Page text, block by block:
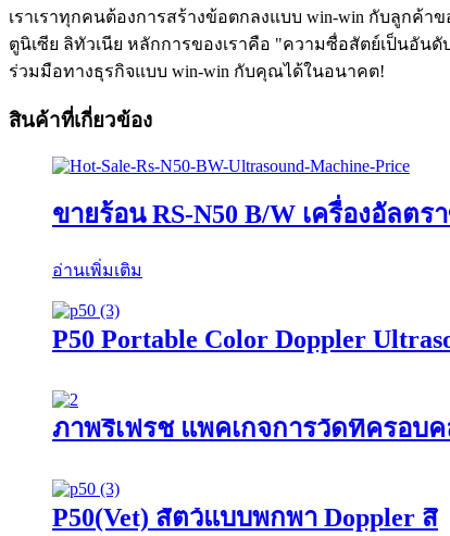
เราเราทุกคนต้องการสร้างข้อตกลงแบบ win-win กับลูกค้
ตูนิเซีย ลิทัวเนีย หลักการของเราคือ "ความซื่อสัตย์เป็นอัน
ร่วมมือทางธุรกิจแบบ win-win กับคุณได้ในอนาคต!
สินค้าที่เกี่ยวข้อง
ขายร้อน RS-N50 ​​B/W เครื่องอัลตร
อ่านเพิ่มเติม
P50 Portable Color Doppler
ภาพรีเฟรช แพคเกจการวัดที่ครอบ
P50(Vet) สัตว์แบบพกพา Doppler สี